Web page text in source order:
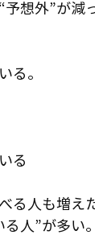
想外”が減
る。
る
る人も増え
人”が多い。